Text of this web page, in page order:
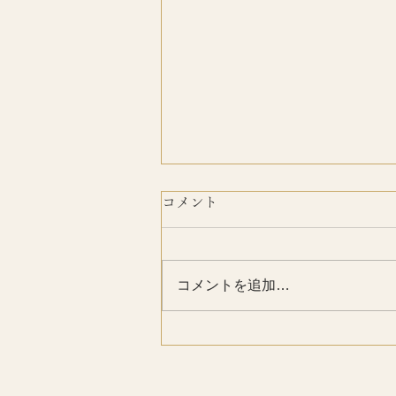
おかげさまで
コメント
コメントを追加…